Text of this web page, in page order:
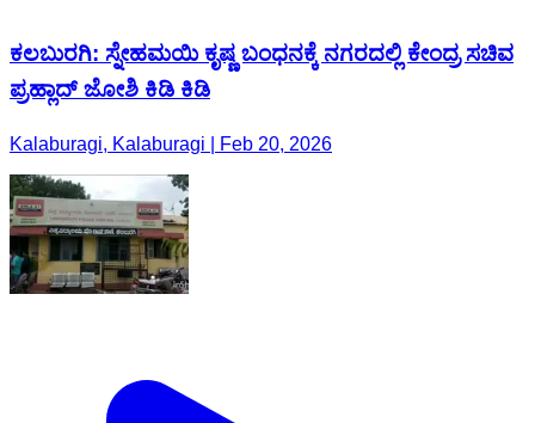
ಕಲಬುರಗಿ: ಸ್ನೇಹಮಯಿ ಕೃಷ್ಣ ಬಂಧನಕ್ಕೆ ನಗರದಲ್ಲಿ ಕೇಂದ್ರ ಸಚಿವ
ಪ್ರಹ್ಲಾದ್ ಜೋಶಿ ಕಿಡಿ ಕಿಡಿ
Kalaburagi, Kalaburagi | Feb 20, 2026